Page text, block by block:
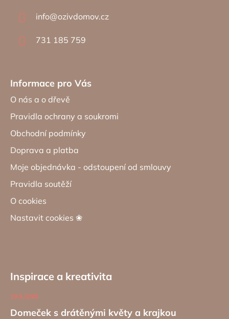
info@ozivdomov.cz
731 185 759
Informace pro Vás
O nás a o dřevě
Pravidla ochrany a soukromi
Obchodní podmínky
Doprava a platba
Moje objednávka - odstoupení od smlouvy
Pravidla soutěží
O cookies
Nastavit cookies ❀
Inspirace a kreativita
Domeček s drátěnými květy a krajkou
19.6.2026